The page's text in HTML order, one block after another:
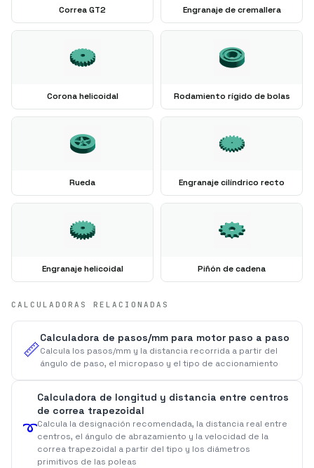
Correa GT2 Engranaje de cremallera
Corona helicoidal Rodamiento rígido de bolas
Rueda Engranaje cilíndrico recto
Engranaje helicoidal Piñón de cadena
CALCULADORAS RELACIONADAS
📏
Calculadora de pasos/mm para motor paso a paso
Calcula los pasos/mm y la distancia recorrida a partir del
ángulo de paso, el micropaso y el tipo de accionamiento
➰
Calculadora de longitud y distancia entre centros
de correa trapezoidal
Calcula la designación recomendada, la distancia real entre
centros, el ángulo de abrazamiento y la velocidad de la
correa trapezoidal a partir del tipo y los diámetros
primitivos de las poleas